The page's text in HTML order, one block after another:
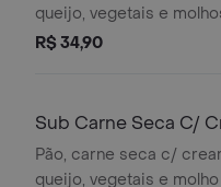
queijo, vegetais e
escolha. imagem
R$ 34,90
Sub Carne Seca C/
Cheese 30Cm
Pão, carne seca c/
queijo, vegetais e molho